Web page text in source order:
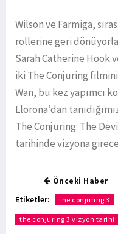
Wilson ve Farmiga,
rollerine geri
Sarah Catherine Hook
iki The Conjuring
Wan, bu kez yapımcı
Llorona’dan
The Conjuring: The
tarihinde vizyona
Önceki Haber
Etiketler: the conjuring 3
the conjuring 3 vizyon tarihi